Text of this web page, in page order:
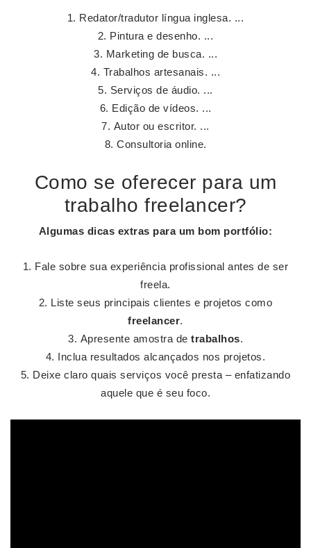
Redator/tradutor língua inglesa. ...
Pintura e desenho. ...
Marketing de busca. ...
Trabalhos artesanais. ...
Serviços de áudio. ...
Edição de vídeos. ...
Autor ou escritor. ...
Consultoria online.
Como se oferecer para um
trabalho freelancer?
Algumas dicas extras para um bom portfólio:
Fale sobre sua experiência profissional antes de ser
freela.
Liste seus principais clientes e projetos como
freelancer.
Apresente amostra de trabalhos.
Inclua resultados alcançados nos projetos.
Deixe claro quais serviços você presta – enfatizando
aquele que é seu foco.